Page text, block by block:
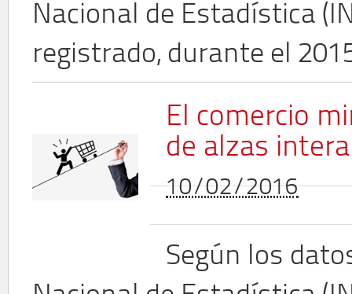
Nacional de Estadística
registrado, durante el
El comercio
de alzas
10/02/2016
Según los